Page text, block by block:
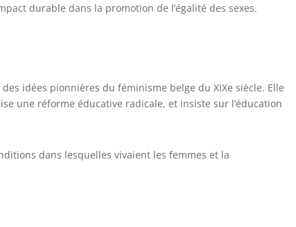
durable dans la promotion de l’égalité des sexes.
idées pionnières du féminisme belge du XIXe siècle. Elle
une réforme éducative radicale, et insiste sur l’éducation
dans lesquelles vivaient les femmes et la